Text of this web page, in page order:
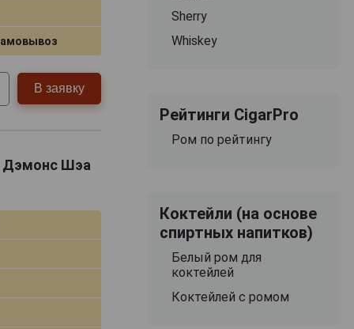
В заявку
Дэмонс Шэа
Sherry
Whiskey
Рейтинги CigarPro
Ром по рейтингу
Коктейли (на основе
спиртных напитков)
Белый ром для
коктейлей
Коктейлей с ромом